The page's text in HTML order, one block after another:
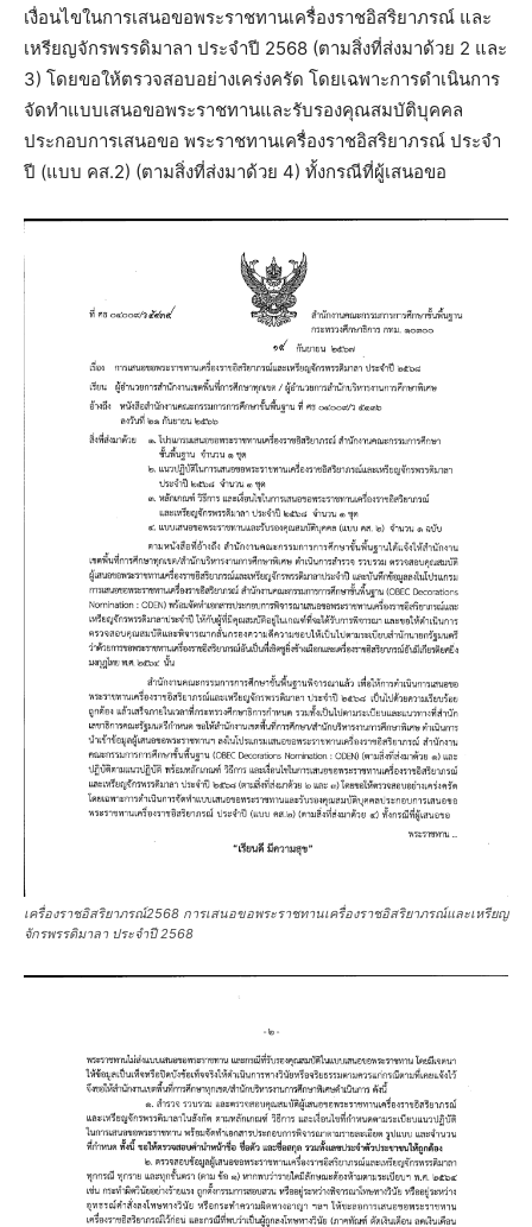
เงื่อนไขในการเสนอขอพระราชทานเครื่องราชอิสริยาภรณ์ และ
เหรียญจักรพรรดิมาลา ประจำปี 2568 (ตามสิ่งที่ส่งมาด้วย 2 และ
3) โดยขอให้ตรวจสอบอย่างเคร่งครัด โดยเฉพาะการดำเนินการ
จัดทำแบบเสนอขอพระราชทานและรับรองคุณสมบัติบุคคล
ประกอบการเสนอขอ พระราชทานเครื่องราชอิสริยาภรณ์ ประจำ
ปี (แบบ คส.2) (ตามสิ่งที่ส่งมาด้วย 4) ทั้งกรณีที่ผู้เสนอขอ
เครื่องราชอิสริยาภรณ์2568 การเสนอขอพระราชทานเครื่องราชอิสริยาภรณ์และเหรียญ
จักรพรรดิมาลา ประจำปี 2568